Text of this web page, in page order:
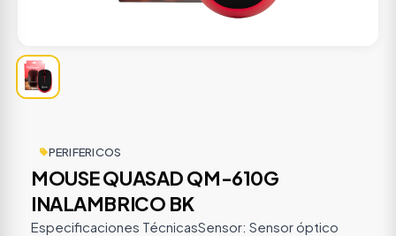
PERIFERICOS
MOUSE QUASAD QM-610G
INALAMBRICO BK
Especificaciones TécnicasSensor: Sensor óptico